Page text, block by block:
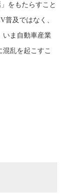
をもたらすこと
普及ではなく、
いま自動車産業
乱を起こすこ